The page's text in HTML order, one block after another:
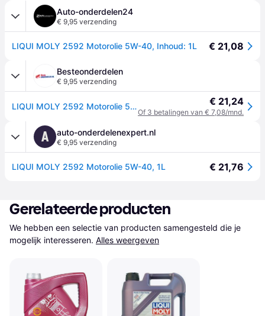
Auto-onderdelen24
€ 9,95 verzending
LIQUI MOLY 2592 Motorolie 5W-40, Inhoud: 1L € 21,08
Besteonderdelen
€ 9,95 verzending
LIQUI MOLY 2592 Motorolie 5W-40, Inhoud: 1L € 21,24
Of 3 betalingen van € 7,08/mnd.
A auto-onderdelenexpert.nl
€ 9,95 verzending
LIQUI MOLY 2592 Motorolie 5W-40, 1L € 21,76
Gerelateerde producten
We hebben een selectie van producten samengesteld die je
mogelijk interesseren. Alles weergeven